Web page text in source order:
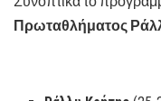
Πρωταθλήματος